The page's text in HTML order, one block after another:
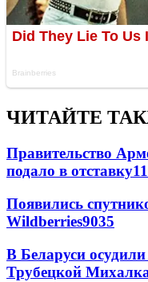
ЧИТАЙТЕ
Правительство
подало в отставку
Появились
Wildberries9035
В Беларуси
Трубецкой